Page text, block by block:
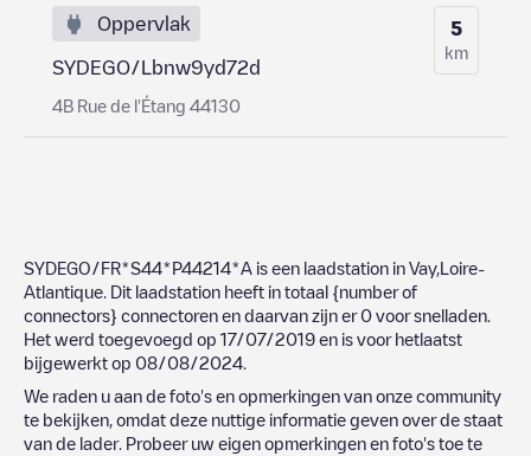
Oppervlak
SYDEGO/Lbnw9yd72d
4B Rue de l'Étang 44130
5
km
SYDEGO/FR*S44*P44214*A is een laadstation in Vay, Loire-
Atlantique . Dit laadstation heeft in totaal {number of
connectors} connectoren en daarvan zijn er 0 voor snelladen.
Het werd toegevoegd op 17/07/2019 en is voor hetlaatst
bijgewerkt op 08/08/2024
We raden u aan de foto's en opmerkingen van onze community
te bekijken, omdat deze nuttige informatie geven over de staat
van de lader. Probeer uw eigen opmerkingen en foto's toe te